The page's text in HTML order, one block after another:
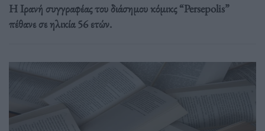
Η Ιρανή συγγραφέας του διάσημου κόμικς “Persepolis”
πέθανε σε ηλικία 56 ετών.